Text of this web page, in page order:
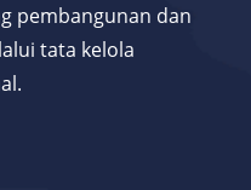
pembangunan dan
tata kelola